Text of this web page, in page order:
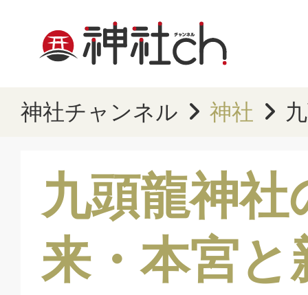
神社チャンネル 神社
九頭龍神
来・本宮